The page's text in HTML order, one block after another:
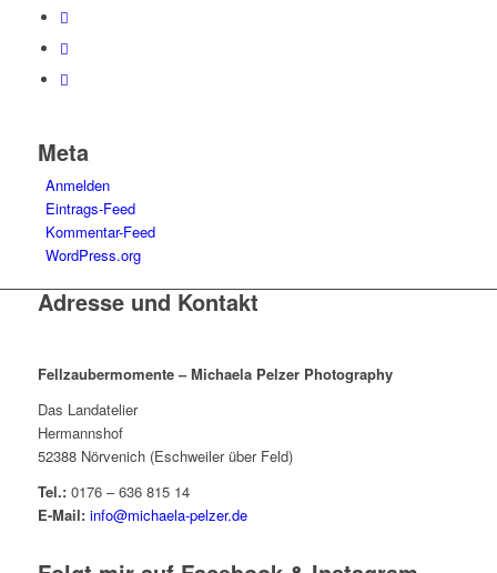
Meta
Anmelden
Eintrags-Feed
Kommentar-Feed
WordPress.org
Adresse und Kontakt
Fellzaubermomente –Michaela Pelzer Photography
Das Landatelier
Hermannshof
52388 Nörvenich (Eschweiler über Feld)
Tel.:0176 – 636 815 14
E-Mail: info@michaela-pelzer.de